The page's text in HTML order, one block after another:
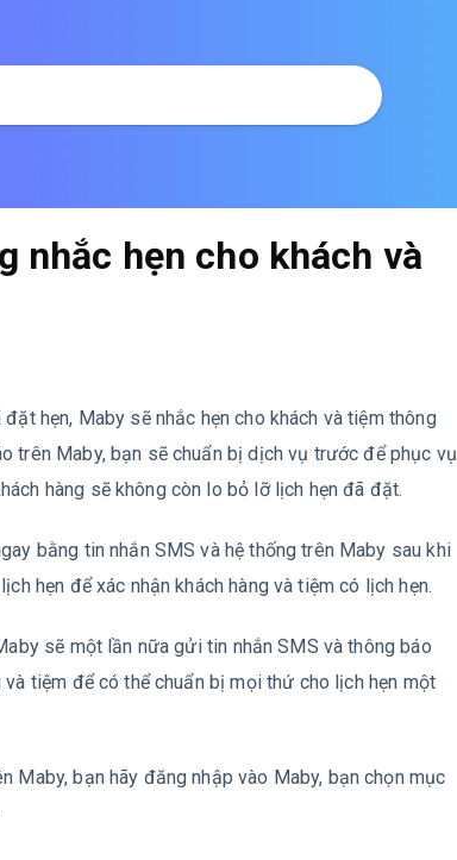
nhắc hẹn cho khách và
hẹn, Maby sẽ nhắc hẹn cho khách và tiệm thông
trên Maby, bạn sẽ chuẩn bị dịch vụ trước để phục vụ
hàng sẽ không còn lo bỏ lỡ lịch hẹn đã đặt.
bằng tin nhắn SMS và hệ thống trên Maby sau khi
hẹn để xác nhận khách hàng và tiệm có lịch hẹn.
sẽ một lần nữa gửi tin nhắn SMS và thông báo
tiệm để có thể chuẩn bị mọi thứ cho lịch hẹn một
Maby, bạn hãy đăng nhập vào Maby, bạn chọn mục